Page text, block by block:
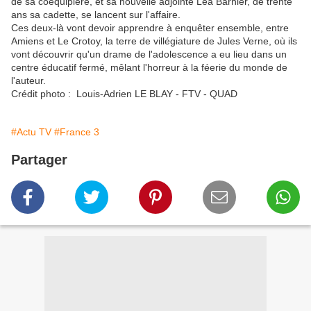
ans sa cadette, se lancent sur l'affaire.
Ces deux-là vont devoir apprendre à enquêter ensemble, entre
Amiens et Le Crotoy, la terre de villégiature de Jules Verne, où ils
vont découvrir qu'un drame de l'adolescence a eu lieu dans un
centre éducatif fermé, mêlant l'horreur à la féerie du monde de
l'auteur.
Crédit photo : Louis-Adrien LE BLAY - FTV - QUAD
#Actu TV #France 3
Partager